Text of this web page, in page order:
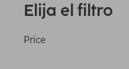
Elija el filtro
Price